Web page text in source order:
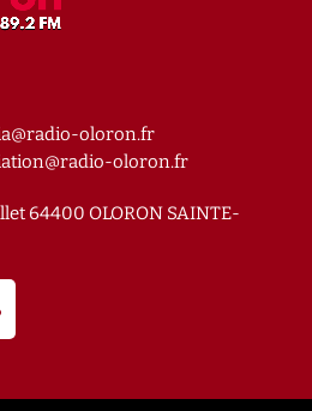
oloron.fr
oloron.fr
64400 OLORON SAINTE-